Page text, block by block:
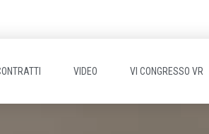
VIDEO VI CONGRESSO VR